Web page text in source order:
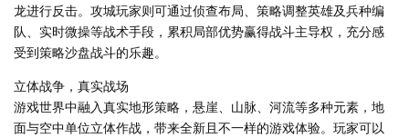
龙进行反击。攻城玩家则可通过侦查布局、策略调整英雄及兵种编
队、实时微操等战术手段，累积局部优势赢得战斗主导权，充分感
受到策略沙盘战斗的乐趣。
立体战争，真实战场
游戏世界中融入真实地形策略，悬崖、山脉、河流等多种元素，地
面与空中单位立体作战，带来全新且不一样的游戏体验。玩家可以